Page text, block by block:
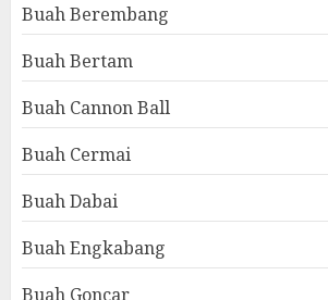
Buah Berembang
Buah Bertam
Buah Cannon Ball
Buah Cermai
Buah Dabai
Buah Engkabang
Buah Goncar